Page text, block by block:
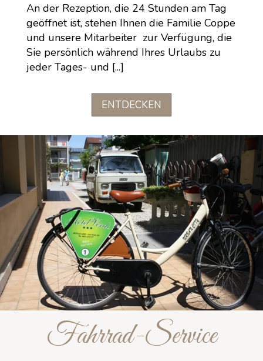
An der Rezeption, die 24 Stunden am Tag
geöffnet ist, stehen Ihnen die Familie Coppe
und unsere Mitarbeiter zur Verfügung, die
Sie persönlich während Ihres Urlaubs zu
jeder Tages- und [...]
ENTDECKEN
Fahrrad-Service